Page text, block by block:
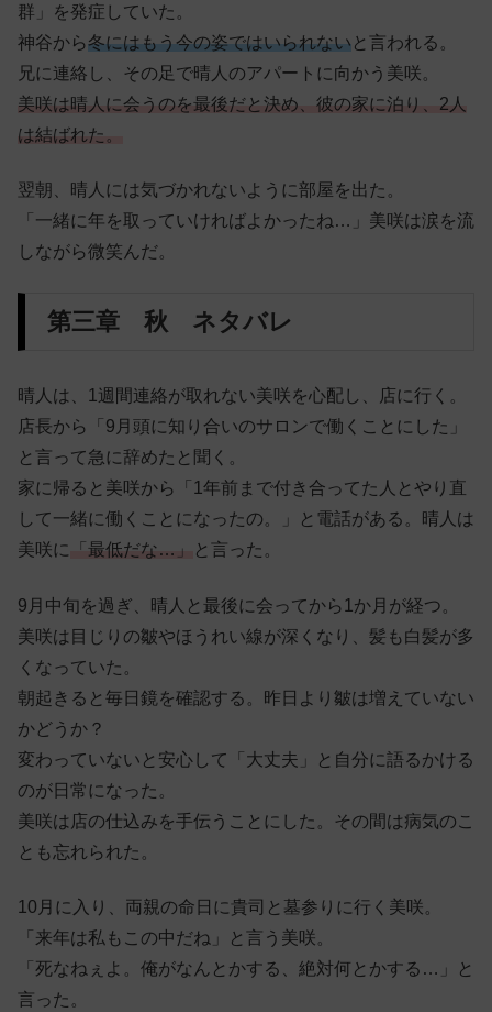
群」を発症していた。
神谷から冬にはもう今の姿ではいられないと言われる。
兄に連絡し、その足で晴人のアパートに向かう美咲。
美咲は晴人に会うのを最後だと決め、彼の家に泊り、2人
は結ばれた。
翌朝、晴人には気づかれないように部屋を出た。
「一緒に年を取っていければよかったね…」美咲は涙を流
しながら微笑んだ。
第三章 秋 ネタバレ
晴人は、1週間連絡が取れない美咲を心配し、店に行く。
店長から「9月頭に知り合いのサロンで働くことにした」
と言って急に辞めたと聞く。
家に帰ると美咲から「1年前まで付き合ってた人とやり直
して一緒に働くことになったの。」と電話がある。晴人は
美咲に
「最低だな…」 と言った。
9月中旬を過ぎ、晴人と最後に会ってから1か月が経つ。
美咲は目じりの皺やほうれい線が深くなり、髪も白髪が多
くなっていた。
朝起きると毎日鏡を確認する。昨日より皺は増えていない
かどうか？
変わっていないと安心して「大丈夫」と自分に語るかける
のが日常になった。
美咲は店の仕込みを手伝うことにした。その間は病気のこ
とも忘れられた。
10月に入り、両親の命日に貴司と墓参りに行く美咲。
「来年は私もこの中だね」と言う美咲。
「死なねぇよ。俺がなんとかする、絶対何とかする…」と
言った。